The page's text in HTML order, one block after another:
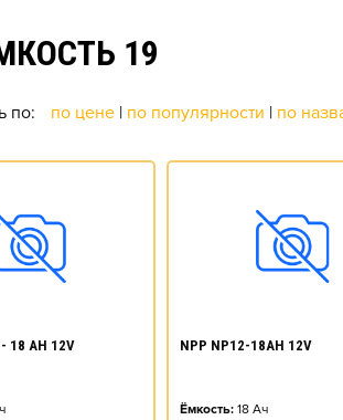
19
по: по цене | по популярности | по
- 18 AH 12V NPP NP12-18AH 12V
Ёмкость: 18 Ач